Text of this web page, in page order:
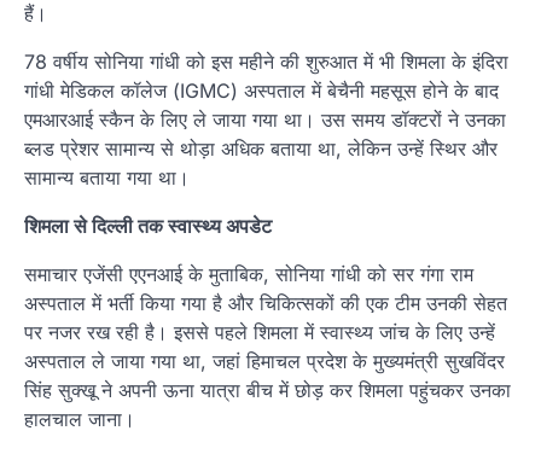
हैं।
78 वर्षीय सोनिया गांधी को इस महीने की शुरुआत में भी शिमला के इंदिरा
गांधी मेडिकल कॉलेज (IGMC) अस्पताल में बेचैनी महसूस होने के बाद
एमआरआई स्कैन के लिए ले जाया गया था। उस समय डॉक्टरों ने उनका
ब्लड प्रेशर सामान्य से थोड़ा अधिक बताया था, लेकिन उन्हें स्थिर और
सामान्य बताया गया था।
शिमला से दिल्ली तक स्वास्थ्य अपडेट
समाचार एजेंसी एएनआई के मुताबिक, सोनिया गांधी को सर गंगा राम
अस्पताल में भर्ती किया गया है और चिकित्सकों की एक टीम उनकी सेहत
पर नजर रख रही है। इससे पहले शिमला में स्वास्थ्य जांच के लिए उन्हें
अस्पताल ले जाया गया था, जहां हिमाचल प्रदेश के मुख्यमंत्री सुखविंदर
सिंह सुक्खू ने अपनी ऊना यात्रा बीच में छोड़ कर शिमला पहुंचकर उनका
हालचाल जाना।